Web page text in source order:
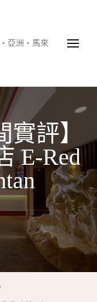
亞洲・馬來
評】
E-Red